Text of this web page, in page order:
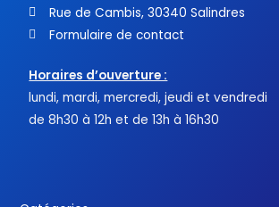
Rue de Cambis, 30340 Salindres
Formulaire de contact
Horaires d’ouverture :
lundi, mardi, mercredi, jeudi et vendredi
de 8h30 à 12h et de 13h à 16h30